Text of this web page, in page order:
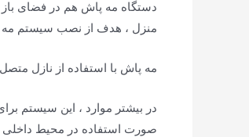
دستگاه مه پاش هم در فضای
منزل ، هدف از نصب سیستم مه
مه پاش با استفاده از نازل
در بیشتر موارد ، این
صورت استفاده در محیط